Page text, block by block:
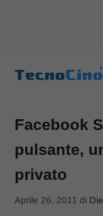
Facebook
pulsante,
privato
Aprile 26, 2011 di